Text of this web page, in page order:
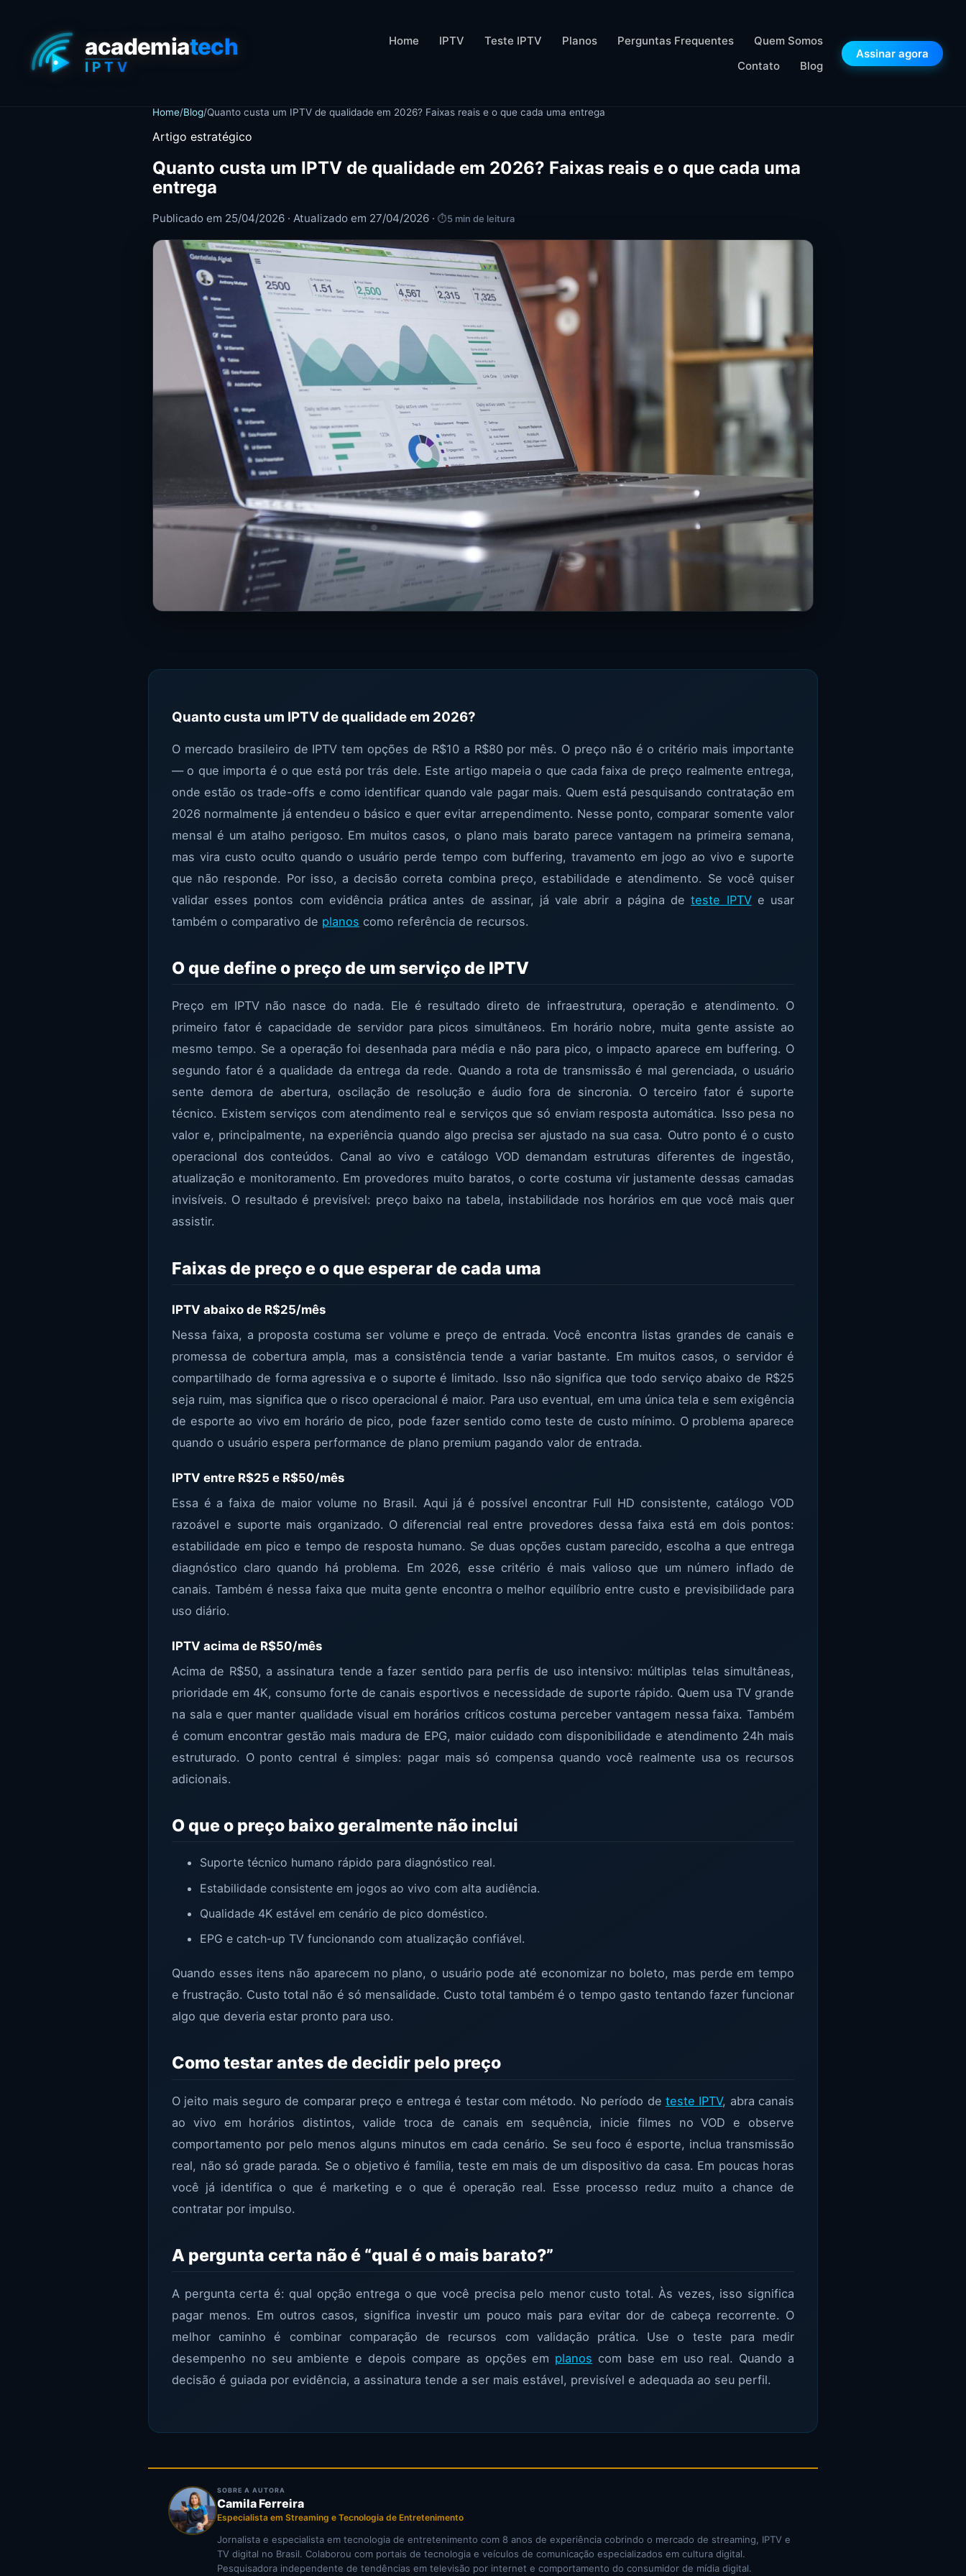
Home IPTV Teste IPTV Planos Perguntas Frequentes
Quem Somos
Contato
Blog
Assinar agora
Home/Blog/Quanto custa um IPTV de qualidade em 2026? Faixas reais e o que cada uma entrega
Artigo estratégico
Quanto custa um IPTV de qualidade em 2026? Faixas reais e o que cada uma
entrega
Publicado em 25/04/2026 · Atualizado em 27/04/2026 · ⏱5 min de leitura
Quanto custa um IPTV de qualidade em 2026?
O mercado brasileiro de IPTV tem opções de R$10 a R$80 por mês. O preço não é o critério mais importante
— o que importa é o que está por trás dele. Este artigo mapeia o que cada faixa de preço realmente entrega,
onde estão os trade-offs e como identificar quando vale pagar mais. Quem está pesquisando contratação em
2026 normalmente já entendeu o básico e quer evitar arrependimento. Nesse ponto, comparar somente valor
mensal é um atalho perigoso. Em muitos casos, o plano mais barato parece vantagem na primeira semana,
mas vira custo oculto quando o usuário perde tempo com buffering, travamento em jogo ao vivo e suporte
que não responde. Por isso, a decisão correta combina preço, estabilidade e atendimento. Se você quiser
validar esses pontos com evidência prática antes de assinar, já vale abrir a página deteste IPTVe usar
também o comparativo de planos como referência de recursos.
O que define o preço de um serviço de IPTV
Preço em IPTV não nasce do nada. Ele é resultado direto de infraestrutura, operação e atendimento. O
primeiro fator é capacidade de servidor para picos simultâneos. Em horário nobre, muita gente assiste ao
mesmo tempo. Se a operação foi desenhada para média e não para pico, o impacto aparece em buffering. O
segundo fator é a qualidade da entrega da rede. Quando a rota de transmissão é mal gerenciada, o usuário
sente demora de abertura, oscilação de resolução e áudio fora de sincronia. O terceiro fator é suporte
técnico. Existem serviços com atendimento real e serviços que só enviam resposta automática. Isso pesa no
valor e, principalmente, na experiência quando algo precisa ser ajustado na sua casa. Outro ponto é o custo
operacional dos conteúdos. Canal ao vivo e catálogo VOD demandam estruturas diferentes de ingestão,
atualização e monitoramento. Em provedores muito baratos, o corte costuma vir justamente dessas camadas
invisíveis. O resultado é previsível: preço baixo na tabela, instabilidade nos horários em que você mais quer
assistir.
Faixas de preço e o que esperar de cada uma
IPTV abaixo de R$25/mês
Nessa faixa, a proposta costuma ser volume e preço de entrada. Você encontra listas grandes de canais e
promessa de cobertura ampla, mas a consistência tende a variar bastante. Em muitos casos, o servidor é
compartilhado de forma agressiva e o suporte é limitado. Isso não significa que todo serviço abaixo de R$25
seja ruim, mas significa que o risco operacional é maior. Para uso eventual, em uma única tela e sem exigência
de esporte ao vivo em horário de pico, pode fazer sentido como teste de custo mínimo. O problema aparece
quando o usuário espera performance de plano premium pagando valor de entrada.
IPTV entre R$25 e R$50/mês
Essa é a faixa de maior volume no Brasil. Aqui já é possível encontrar Full HD consistente, catálogo VOD
razoável e suporte mais organizado. O diferencial real entre provedores dessa faixa está em dois pontos:
estabilidade em pico e tempo de resposta humano. Se duas opções custam parecido, escolha a que entrega
diagnóstico claro quando há problema. Em 2026, esse critério é mais valioso que um número inflado de
canais. Também é nessa faixa que muita gente encontra o melhor equilíbrio entre custo e previsibilidade para
uso diário.
IPTV acima de R$50/mês
Acima de R$50, a assinatura tende a fazer sentido para perfis de uso intensivo: múltiplas telas simultâneas,
prioridade em 4K, consumo forte de canais esportivos e necessidade de suporte rápido. Quem usa TV grande
na sala e quer manter qualidade visual em horários críticos costuma perceber vantagem nessa faixa. Também
é comum encontrar gestão mais madura de EPG, maior cuidado com disponibilidade e atendimento 24h mais
estruturado. O ponto central é simples: pagar mais só compensa quando você realmente usa os recursos
adicionais.
O que o preço baixo geralmente não inclui
Suporte técnico humano rápido para diagnóstico real.
Estabilidade consistente em jogos ao vivo com alta audiência.
Qualidade 4K estável em cenário de pico doméstico.
EPG e catch-up TV funcionando com atualização confiável.
Quando esses itens não aparecem no plano, o usuário pode até economizar no boleto, mas perde em tempo
e frustração. Custo total não é só mensalidade. Custo total também é o tempo gasto tentando fazer funcionar
algo que deveria estar pronto para uso.
Como testar antes de decidir pelo preço
O jeito mais seguro de comparar preço e entrega é testar com método. No período de teste IPTV, abra canais
ao vivo em horários distintos, valide troca de canais em sequência, inicie filmes no VOD e observe
comportamento por pelo menos alguns minutos em cada cenário. Se seu foco é esporte, inclua transmissão
real, não só grade parada. Se o objetivo é família, teste em mais de um dispositivo da casa. Em poucas horas
você já identifica o que é marketing e o que é operação real. Esse processo reduz muito a chance de
contratar por impulso.
A pergunta certa não é “qual é o mais barato?”
A pergunta certa é: qual opção entrega o que você precisa pelo menor custo total. Às vezes, isso significa
pagar menos. Em outros casos, significa investir um pouco mais para evitar dor de cabeça recorrente. O
melhor caminho é combinar comparação de recursos com validação prática. Use o teste para medir
desempenho no seu ambiente e depois compare as opções em planos com base em uso real. Quando a
decisão é guiada por evidência, a assinatura tende a ser mais estável, previsível e adequada ao seu perfil.
SOBRE A AUTORA
Camila Ferreira
Especialista em Streaming e Tecnologia de Entretenimento
Jornalista e especialista em tecnologia de entretenimento com 8 anos de experiência cobrindo o mercado de streaming, IPTV e
TV digital no Brasil. Colaborou com portais de tecnologia e veículos de comunicação especializados em cultura digital.
Pesquisadora independente de tendências em televisão por internet e comportamento do consumidor de mídia digital.